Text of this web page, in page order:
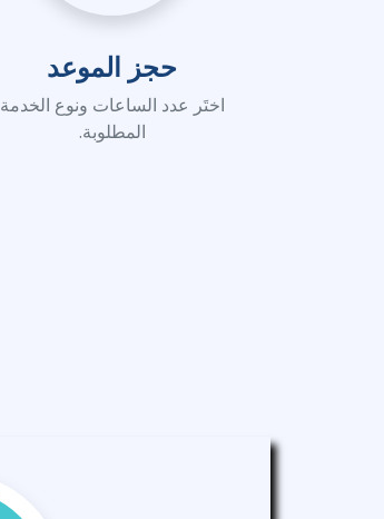
حجز الموعد
اختَر عدد الساعات ونوع الخدمة
المطلوبة.